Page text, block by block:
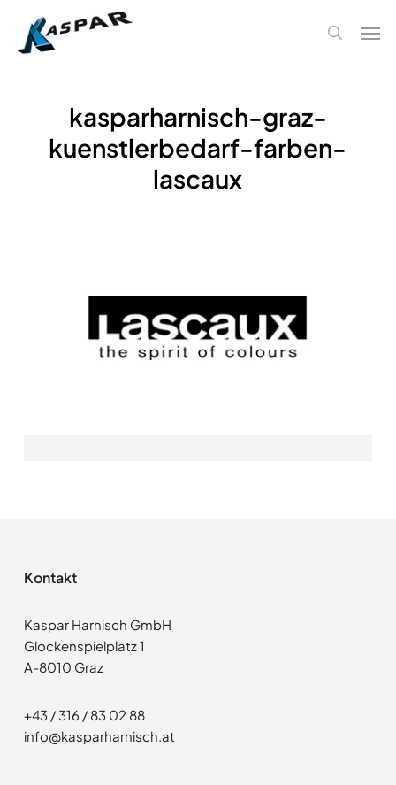
search
kasparharnisch-graz-
kuenstlerbedarf-farben-
lascaux
Kontakt
Kaspar Harnisch GmbH
Glockenspielplatz 1
A-8010 Graz
+43 / 316 / 83 02 88
info@kasparharnisch.at